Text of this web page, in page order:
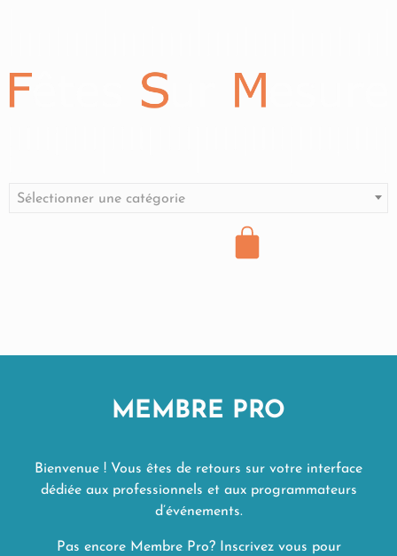
Sélectionner une catégorie
MEMBRE PRO
Bienvenue ! Vous êtes de retours sur votre interface
dédiée aux professionnels et aux programmateurs
d’événements.
Pas encore Membre Pro? Inscrivez vous pour